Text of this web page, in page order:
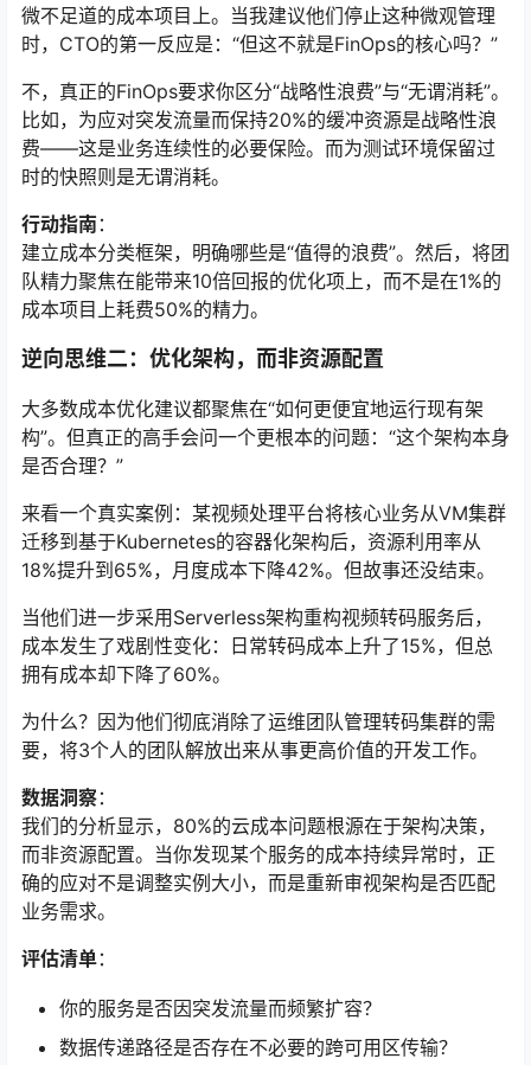
微不足道的成本项目上。当我建议他们停止这种微观管理
时，CTO的第一反应是：“但这不就是FinOps的核心吗？”
不，真正的FinOps要求你区分“战略性浪费”与“无谓消耗”。
比如，为应对突发流量而保持20%的缓冲资源是战略性浪
费——这是业务连续性的必要保险。而为测试环境保留过
时的快照则是无谓消耗。
行动指南：
建立成本分类框架，明确哪些是“值得的浪费”。然后，将团
队精力聚焦在能带来10倍回报的优化项上，而不是在1%的
成本项目上耗费50%的精力。
逆向思维二：优化架构，而非资源配置
大多数成本优化建议都聚焦在“如何更便宜地运行现有架
构”。但真正的高手会问一个更根本的问题：“这个架构本身
是否合理？”
来看一个真实案例：某视频处理平台将核心业务从VM集群
迁移到基于Kubernetes的容器化架构后，资源利用率从
18%提升到65%，月度成本下降42%。但故事还没结束。
当他们进一步采用Serverless架构重构视频转码服务后，
成本发生了戏剧性变化：日常转码成本上升了15%，但总
拥有成本却下降了60%。
为什么？因为他们彻底消除了运维团队管理转码集群的需
要，将3个人的团队解放出来从事更高价值的开发工作。
数据洞察：
我们的分析显示，80%的云成本问题根源在于架构决策，
而非资源配置。当你发现某个服务的成本持续异常时，正
确的应对不是调整实例大小，而是重新审视架构是否匹配
业务需求。
评估清单：
你的服务是否因突发流量而频繁扩容？
数据传递路径是否存在不必要的跨可用区传输？